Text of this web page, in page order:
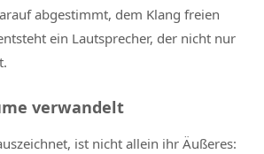
abgestimmt, dem Klang freien
ein Lautsprecher, der nicht nur
verwandelt
ist nicht allein ihr Äußeres: